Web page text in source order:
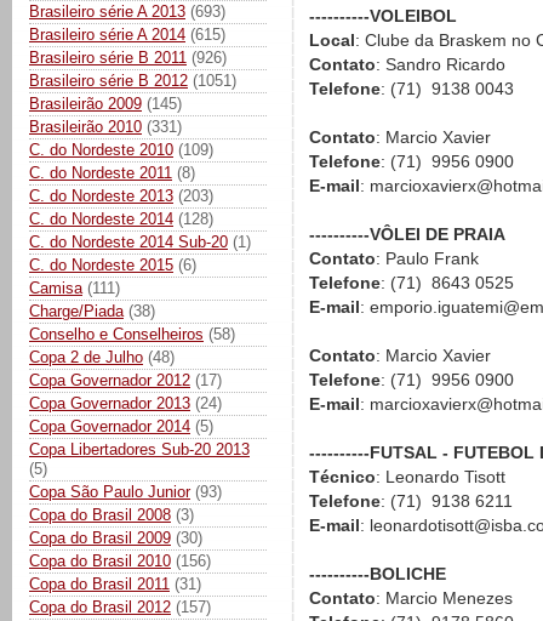
Brasileiro série A 2013 (693)
Brasileiro série A 2014 (615)
Brasileiro série B 2011 (926)
Brasileiro série B 2012 (1051)
Brasileirão 2009 (145)
Brasileirão 2010 (331)
C. do Nordeste 2010 (109)
C. do Nordeste 2011 (8)
C. do Nordeste 2013 (203)
C. do Nordeste 2014 (128)
C. do Nordeste 2014 Sub-20 (1)
C. do Nordeste 2015 (6)
Camisa (111)
Charge/Piada (38)
Conselho e Conselheiros (58)
Copa 2 de Julho (48)
Copa Governador 2012 (17)
Copa Governador 2013 (24)
Copa Governador 2014 (5)
Copa Libertadores Sub-20 2013
(5)
Copa São Paulo Junior (93)
Copa do Brasil 2008 (3)
Copa do Brasil 2009 (30)
Copa do Brasil 2010 (156)
Copa do Brasil 2011 (31)
Copa do Brasil 2012 (157)
----------VOLEIBOL
Local: Clube da Braskem no
Contato: Sandro Ricardo
Telefone: (71) 9138 0043
Contato: Marcio Xavier
Telefone: (71) 9956 0900
E-mail:
----------VÔLEI DE PRAIA
Contato: Paulo Frank
Telefone: (71) 8643 0525
E-mail:
Contato: Marcio Xavier
Telefone: (71) 9956 0900
E-mail:
----------FUTSAL - FUTEBOL
Técnico: Leonardo Tisott
Telefone: (71) 9138 6211
E-mail:
----------BOLICHE
Contato: Marcio Menezes